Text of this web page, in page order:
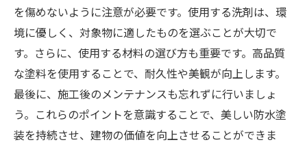
を傷めないように注意が必要です。使用する洗剤は、環
境に優しく、対象物に適したものを選ぶことが大切で
す。さらに、使用する材料の選び方も重要です。高品質
な塗料を使用することで、耐久性や美観が向上します。
最後に、施工後のメンテナンスも忘れずに行いましょ
う。これらのポイントを意識することで、美しい防水塗
装を持続させ、建物の価値を向上させることができま